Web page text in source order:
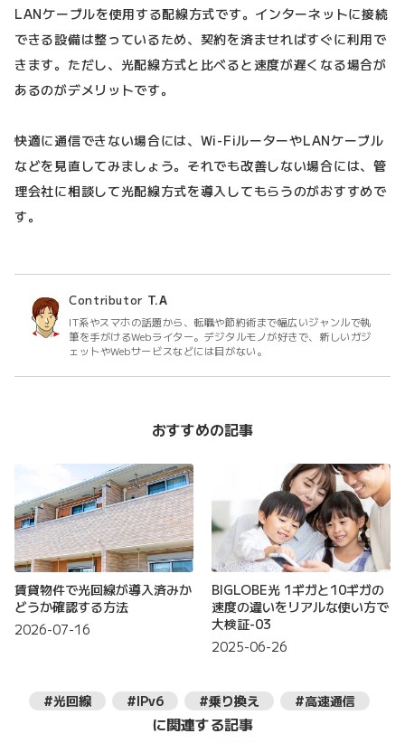
LANケーブルを使用する配線方式です。インターネットに接続
できる設備は整っているため、契約を済ませればすぐに利用で
きます。ただし、光配線方式と比べると速度が遅くなる場合が
あるのがデメリットです。
快適に通信できない場合には、Wi-FiルーターやLANケーブル
などを見直してみましょう。それでも改善しない場合には、管
理会社に相談して光配線方式を導入してもらうのがおすすめで
す。
Contributor T.A
IT系やスマホの話題から、転職や節約術まで幅広いジャンルで執
筆を手がけるWebライター。デジタルモノが好きで、新しいガジ
ェットやWebサービスなどには目がない。
おすすめの記事
賃貸物件で光回線が導入済みか
どうか確認する方法
2026-07-16
BIGLOBE光 1ギガと10ギガの
速度の違いをリアルな使い方で
大検証-03
2025-06-26
#光回線 #IPv6 #乗り換え #高速通信
に関連する記事